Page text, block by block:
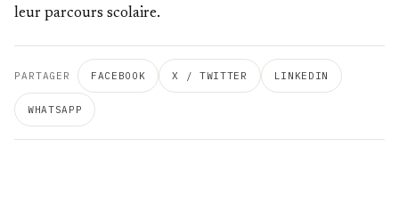
leur parcours scolaire.
PARTAGER FACEBOOK X / TWITTER LINKEDIN
WHATSAPP